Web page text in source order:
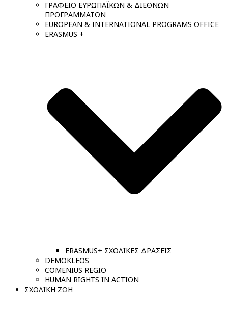
ΓΡΑΦΕΙΟ ΕΥΡΩΠΑΪΚΩΝ & ΔΙΕΘΝΩΝ
ΠΡΟΓΡΑΜΜΑΤΩΝ
EUROPEAN & INTERNATIONAL PROGRAMS OFFICE
ERASMUS +
ERASMUS+ ΣΧΟΛΙΚΕΣ ΔΡΑΣΕΙΣ
DEMOKLEOS
COMENIUS REGIO
HUMAN RIGHTS IN ACTION
ΣΧΟΛΙΚΗ ΖΩΗ